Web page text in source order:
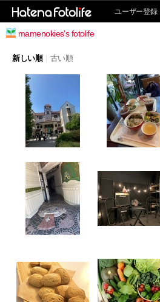
ユーザー登録
mamenokies's fotolife
新しい順 古い順